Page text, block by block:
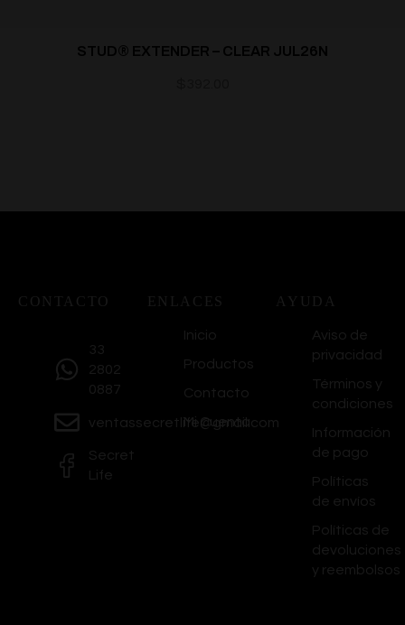
STUD® EXTENDER – CLEAR JUL26N
CONTACTO
33
2802
0887
ventassecretlife@gmail.com
Secret
Life
ENLACES
Inicio
Productos
Contacto
Mi Cuenta
AYUDA
Aviso de
privacidad
Términos y
condiciones
Información
de pago
Políticas
de envíos
Políticas de
devoluciones
y reembolsos